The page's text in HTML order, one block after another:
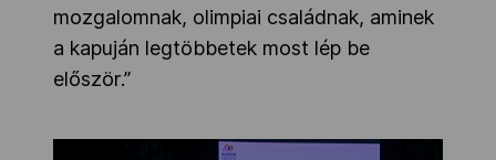
mozgalomnak, olimpiai családnak, aminek
a kapuján legtöbbetek most lép be
először.”